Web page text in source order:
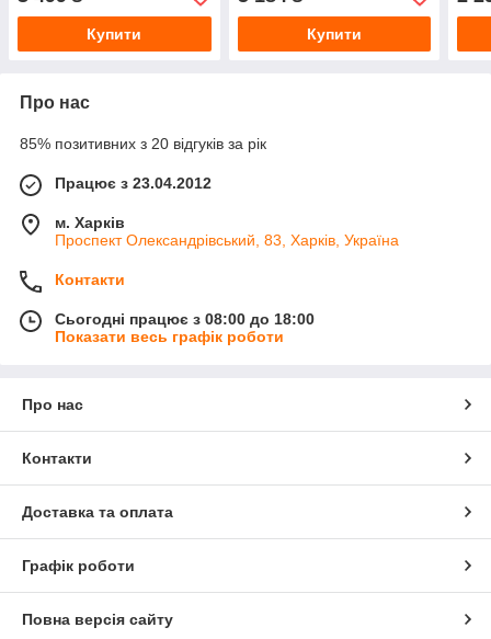
Купити Купити
Про нас
85% позитивних з 20 відгуків за рік
Працює з 23.04.2012
м. Харків
Проспект Олександрівський, 83, Харків, Україна
Контакти
Сьогодні працює з 08:00 до 18:00
Показати весь графік роботи
Про нас
Контакти
Доставка та оплата
Графік роботи
Повна версія сайту